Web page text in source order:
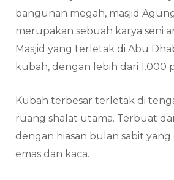
bangunan megah, masjid
merupakan sebuah karya seni
Masjid yang terletak di Abu
kubah, dengan lebih dari 1.000
Kubah terbesar terletak di
ruang shalat utama. Terbuat
dengan hiasan bulan sabit yang
emas dan kaca.